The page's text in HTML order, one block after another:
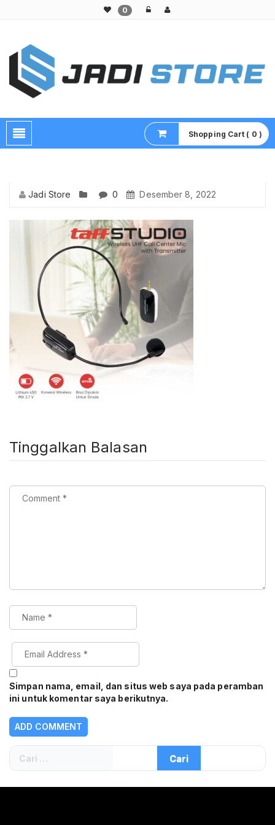
0
Shopping Cart ( 0 )
Jadi Store 0 Desember 8, 2022
Tinggalkan Balasan
Simpan nama, email, dan situs web saya pada peramban
ini untuk komentar saya berikutnya.
Cari
untuk: